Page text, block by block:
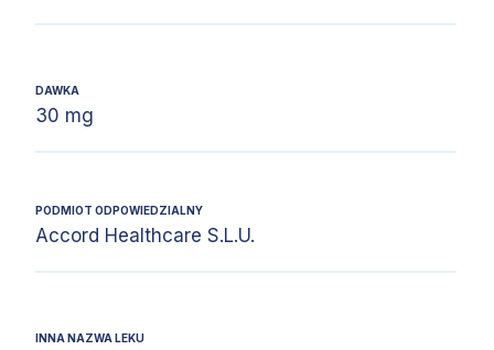
DAWKA
30 mg
PODMIOT ODPOWIEDZIALNY
Accord Healthcare S.L.U.
INNA NAZWA LEKU